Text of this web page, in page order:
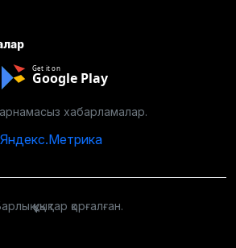
Get it on
Google Play
хабарламалар.
құқықтар қорғалған.